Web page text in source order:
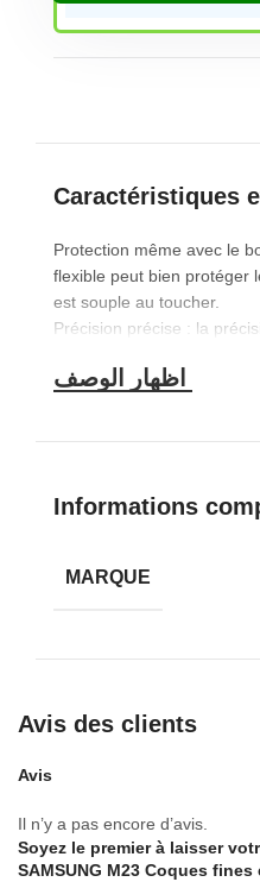
Caractéristiques
Protection même avec le
flexible peut bien protéger
est souple au toucher.
Précision précise : la
les ports et boutons.
Informations
MARQUE
Avis des clients
Avis
Il n’y a pas encore d’avis.
Soyez le premier à laisser
SAMSUNG M23 Coques